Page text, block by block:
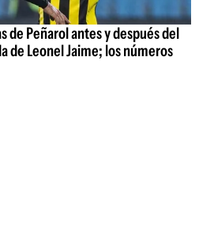
de Peñarol antes y después del
de Leonel Jaime; los números